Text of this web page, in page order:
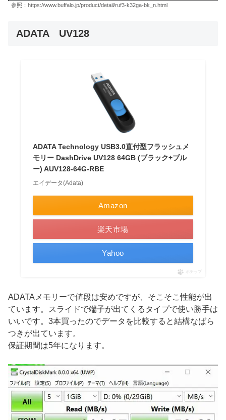
参照：https://www.buffalo.jp/product/detail/ruf3-k32ga-bk_n.html
ADATA UV128
ADATA Technology USB3.0直付型フラッシュメ
モリー DashDrive UV128 64GB (ブラック+ブル
ー) AUV128-64G-RBE
エイデータ(Adata)
Amazon
楽天市場
Yahoo
ポチップ
ADATAメモリーで値段は安めですが、そこそこ性能が出
ています。スライドで端子が出てくるタイプで使い勝手は
いいです。3本買ったのでデータを比較すると結構なばら
つきが出ています。
保証期間は5年になります。